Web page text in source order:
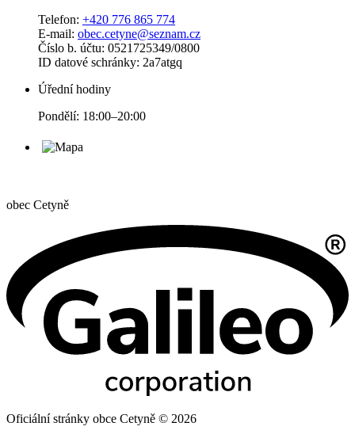
Telefon: +420 776 865 774
E-mail: obec.cetyne@seznam.cz
Číslo b. účtu: 0521725349/0800
ID datové schránky: 2a7atgq
Úřední hodiny
Pondělí: 18:00–20:00
obec Cetyně
Oficiální stránky obce Cetyně © 2026